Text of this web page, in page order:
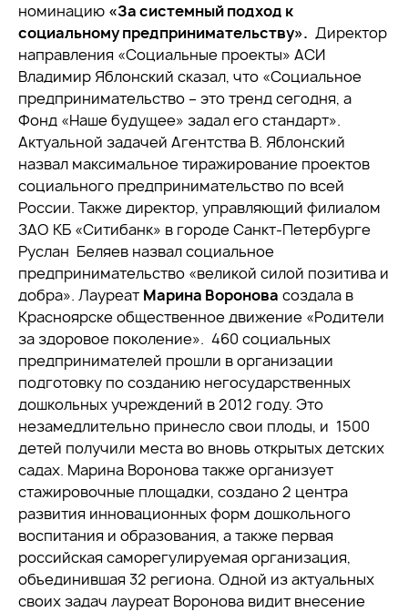
номинацию «За системный подход к
социальному предпринимательству». Директор
направления «Социальные проекты» АСИ
Владимир Яблонский сказал, что «Социальное
предпринимательство – это тренд сегодня, а
Фонд «Наше будущее» задал его стандарт».
Актуальной задачей Агентства В. Яблонский
назвал максимальное тиражирование проектов
социального предпринимательство по всей
России. Также директор, управляющий филиалом
ЗАО КБ «Ситибанк» в городе Санкт-Петербурге
Руслан Беляев назвал социальное
предпринимательство «великой силой позитива и
добра». Лауреат Марина Воронова создала в
Красноярске общественное движение «Родители
за здоровое поколение». 460 социальных
предпринимателей прошли в организации
подготовку по созданию негосударственных
дошкольных учреждений в 2012 году. Это
незамедлительно принесло свои плоды, и 1500
детей получили места во вновь открытых детских
садах. Марина Воронова также организует
стажировочные площадки, создано 2 центра
развития инновационных форм дошкольного
воспитания и образования, а также первая
российская саморегулируемая организация,
объединившая 32 региона. Одной из актуальных
своих задач лауреат Воронова видит внесение